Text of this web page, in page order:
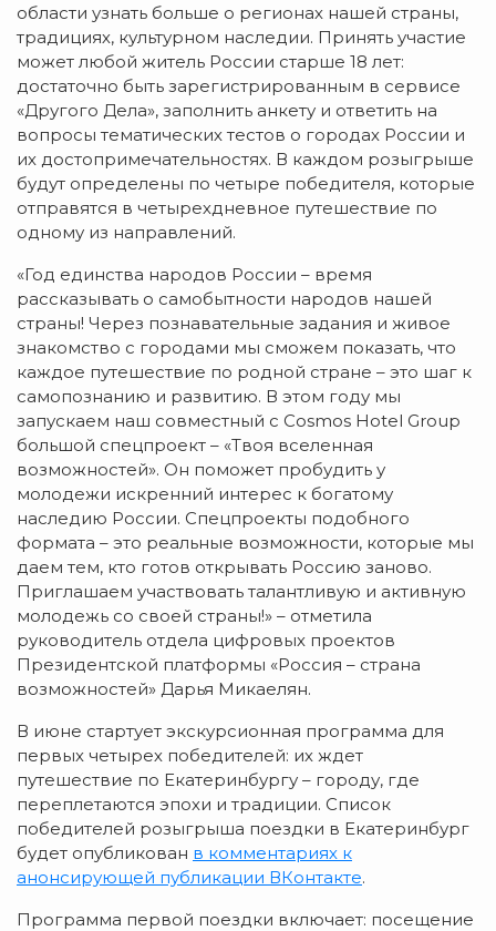
области узнать больше о регионах нашей страны,
традициях, культурном наследии. Принять участие
может любой житель России старше 18 лет:
достаточно быть зарегистрированным в сервисе
«Другого Дела», заполнить анкету и ответить на
вопросы тематических тестов о городах России и
их достопримечательностях. В каждом розыгрыше
будут определены по четыре победителя, которые
отправятся в четырехдневное путешествие по
одному из направлений.
«Год единства народов России – время
рассказывать о самобытности народов нашей
страны! Через познавательные задания и живое
знакомство с городами мы сможем показать, что
каждое путешествие по родной стране – это шаг к
самопознанию и развитию. В этом году мы
запускаем наш совместный с Cosmos Hotel Group
большой спецпроект – «Твоя вселенная
возможностей». Он поможет пробудить у
молодежи искренний интерес к богатому
наследию России. Спецпроекты подобного
формата – это реальные возможности, которые мы
даем тем, кто готов открывать Россию заново.
Приглашаем участвовать талантливую и активную
молодежь со своей страны!» – отметила
руководитель отдела цифровых проектов
Президентской платформы «Россия – страна
возможностей» Дарья Микаелян.
В июне стартует экскурсионная программа для
первых четырех победителей: их ждет
путешествие по Екатеринбургу – городу, где
переплетаются эпохи и традиции. Список
победителей розыгрыша поездки в Екатеринбург
будет опубликован в комментариях к
анонсирующей публикации ВКонтакте.
Программа первой поездки включает: посещение